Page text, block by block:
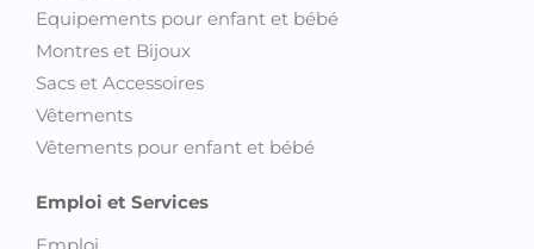
Equipements pour enfant et bébé
Montres et Bijoux
Sacs et Accessoires
Vêtements
Vêtements pour enfant et bébé
Emploi et Services